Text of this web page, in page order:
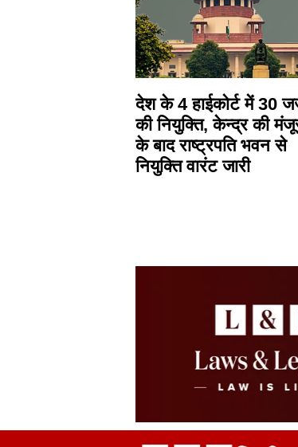
देश के 4 हाईकोर्ट में 30
की नियुक्ति, केन्द्र की
के बाद राष्ट्रपति भवन से
नियुक्ति वारंट जारी